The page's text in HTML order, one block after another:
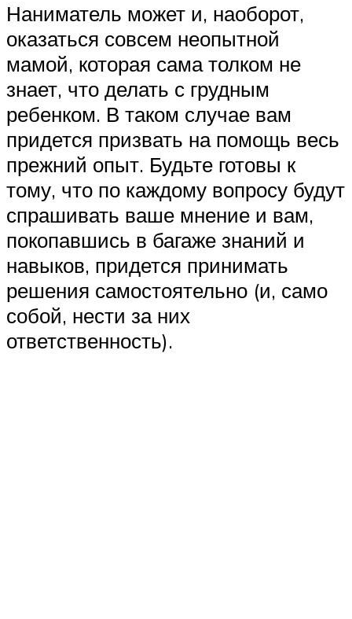
Наниматель может и, наоборот,
оказаться совсем неопытной
мамой, которая сама толком не
знает, что делать с грудным
ребенком. В таком случае вам
придется призвать на помощь весь
прежний опыт. Будьте готовы к
тому, что по каждому вопросу будут
спрашивать ваше мнение и вам,
покопавшись в багаже знаний и
навыков, придется принимать
решения самостоятельно (и, само
собой, нести за них
ответственность).